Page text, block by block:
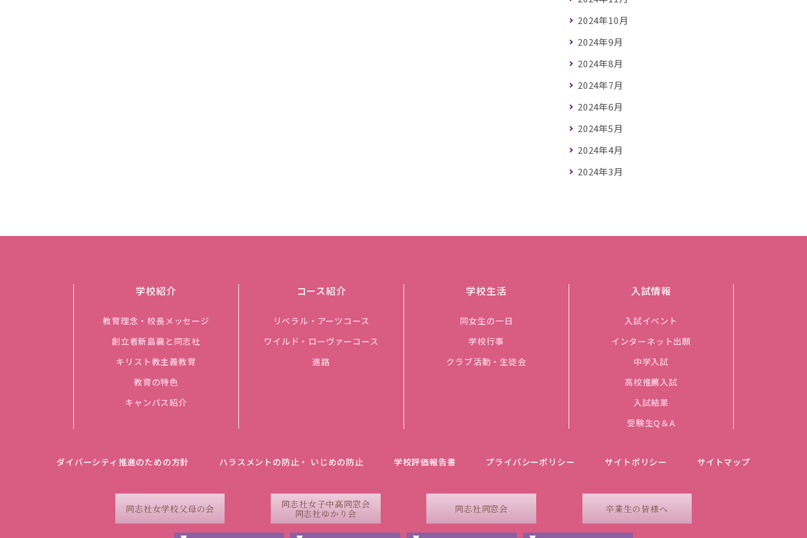
2024年10月
2024年9月
2024年8月
2024年7月
2024年6月
2024年5月
2024年4月
2024年3月
学校紹介
教育理念・校長メッセージ
創立者新島襄と同志社
キリスト教主義教育
教育の特色
キャンパス紹介
コース紹介
リベラル・アーツコース
ワイルド・ローヴァーコース
進路
学校生活
同女生の一日
学校行事
クラブ活動・生徒会
入試情報
入試イベント
インターネット出願
中学入試
高校推薦入試
入試結果
受験生Q＆A
ダイバーシティ推進のための方針 ハラスメントの防止・ いじめの防止 学校評価報告書 プライバシーポリシー サイトポリシー サイトマップ
同志社女学校父母の会
同志社女子中高同窓会
同志社ゆかり会
同志社同窓会 卒業生の皆様へ